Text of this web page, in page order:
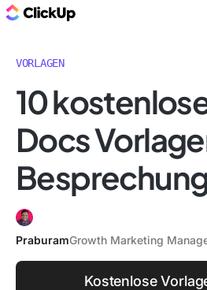
VORLAGEN
10
Docs
PraburamGrowth Marketing
Kostenlose